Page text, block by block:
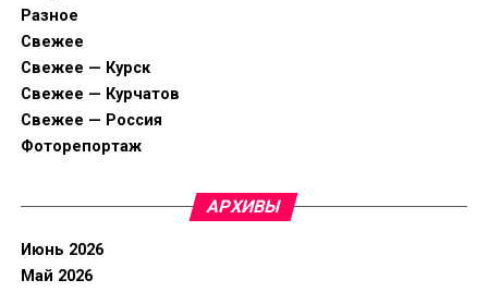
Разное
Свежее
Свежее — Курск
Свежее — Курчатов
Свежее — Россия
Фоторепортаж
АРХИВЫ
Июнь 2026
Май 2026